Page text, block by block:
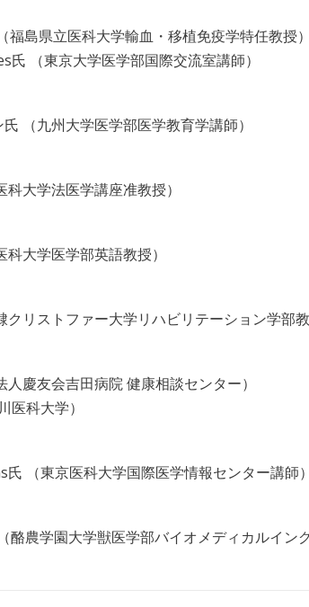
島県立医科大学輸血・移植免疫学特任教授）
（東京大学医学部国際交流室講師）
（九州大学医学部医学教育学講師）
大学法医学講座准教授）
大学医学部英語教授）
リストファー大学リハビリテーション学部教
慶友会吉田病院 健康相談センター）
医科大学）
（東京医科大学国際医学情報センター講師）
酪農学園大学獣医学部バイオメディカルイン